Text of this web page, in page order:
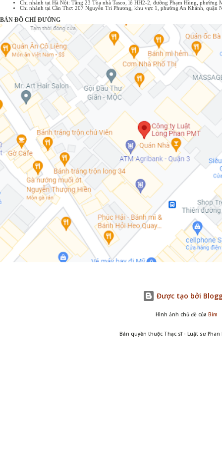
Chi nhánh tại Hà Nội: Tầng 23 Tòa nhà Tasco, lô HH2-2, đường Phạm Hùng,
Chi nhánh tại Cần Thơ: 207 Nguyễn Tri Phương, khu vực 1, phường An Khánh, quận
BẢN ĐỒ CHỈ ĐƯỜNG
Được tạo bởi
Hình ảnh chủ đề của Bim
Bản quyền thuộc Thạc sĩ - Luật sư Phan